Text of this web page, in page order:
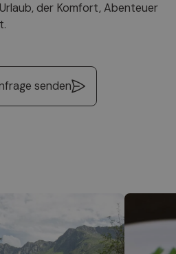
der Komfort, Abenteuer
senden